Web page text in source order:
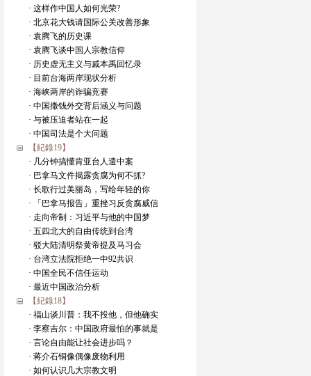
· 这样作中国人如何光荣?
· 北京花大钱请国际公关改善形象
· 袁腾飞的历史课
· 袁腾飞谈中国人宗教信仰
· 历史虚无主义与戚本禹回忆录
· 目前台海两岸现状分析
· 海峡两岸的诈骗竞赛
· 中国撒钱外交背后涵义与问题
· 与被压迫者站在一起
· 中国司法是个大问题
【紀錄19】
· 几分钟搞懂肯亚台人遣中案
· 巴拿马文件揭露贪腐为何不抓?
· 长歌行过美丽岛，写给年轻的你
· 「巴拿马报告」重挫习反贪腐威信
· 走向帝制：习近平与他的中国梦
· 五四北大的自由传统到台湾
· 驳大陆清明祭黄帝提及马习会
· 台湾立法院拒绝一中92共识
· 中国全民不信任运动
· 最近中国政治分析
【紀錄18】
· 福山谈川普：我不投他，但他确实
· 李察吉尔：中国政府最怕的事就是
· 言论自由能让社会进步吗？
· 蒋介石铜像偶像废物利用
· 如何认识几大宗教文明